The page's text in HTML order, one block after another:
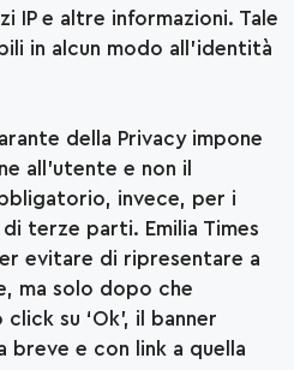
IP e altre informazioni. Tale
in alcun modo all’identità
della Privacy impone
all’utente e non il
invece, per i
terze parti. Emilia Times
evitare di ripresentare a
ma solo dopo che
su ‘Ok’, il banner
breve e con link a quella